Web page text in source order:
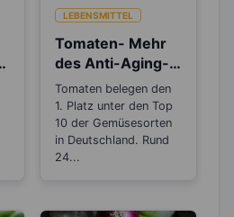
LEBENSMITTEL
Tomaten- Mehr
des Anti-Aging-
Stoffs Lycopin
durchs
Einkochen?
Tomaten belegen den
1. Platz unter den Top
10 der Gemüsesorten
in Deutschland. Rund
24...